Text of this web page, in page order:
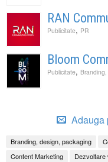
RAN
Publicitate, PR
Bloom
Publicitate,
Adauga
Branding, design, packaging
Content Marketing
Dezvoltare